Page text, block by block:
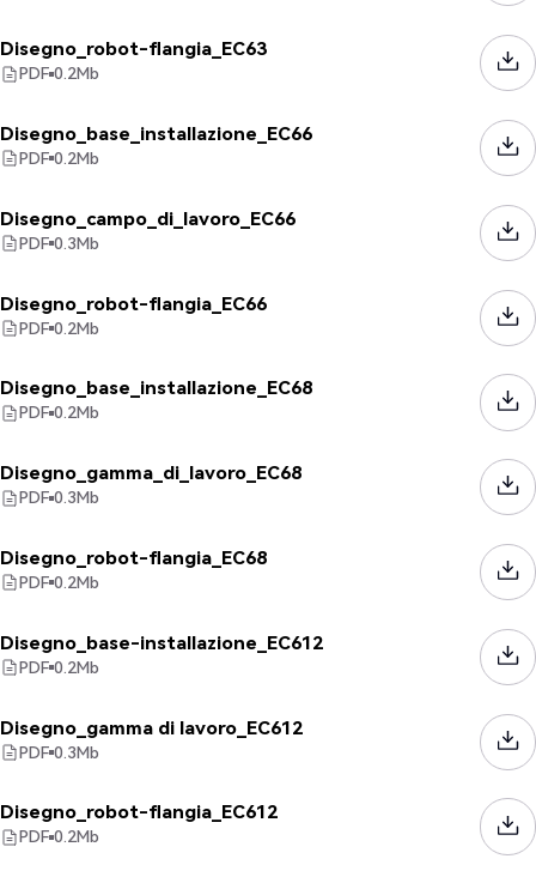
Disegno_robot-flangia_EC63
PDF 0.2Mb
Disegno_base_installazione_EC66
PDF 0.2Mb
Disegno_campo_di_lavoro_EC66
PDF 0.3Mb
Disegno_robot-flangia_EC66
PDF 0.2Mb
Disegno_base_installazione_EC68
PDF 0.2Mb
Disegno_gamma_di_lavoro_EC68
PDF 0.3Mb
Disegno_robot-flangia_EC68
PDF 0.2Mb
Disegno_base-installazione_EC612
PDF 0.2Mb
Disegno_gamma di lavoro_EC612
PDF 0.3Mb
Disegno_robot-flangia_EC612
PDF 0.2Mb